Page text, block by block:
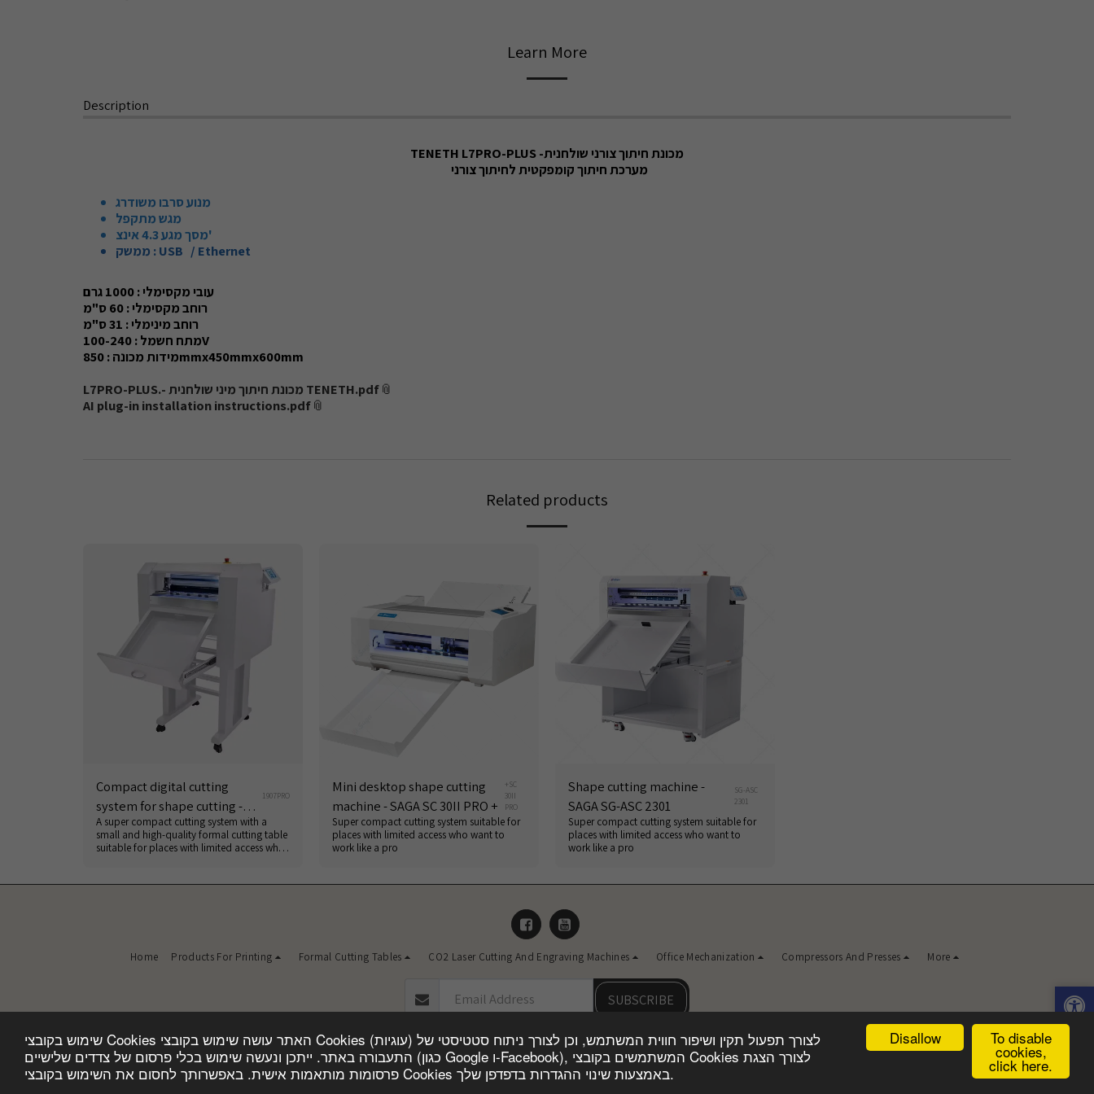
To disable
cookies,
click here.
Disallow
שימוש בקובצי Cookies האתר עושה שימוש בקובצי Cookies (עוגיות) לצורך תפעול תקין ושיפור חווית המשתמש, וכן לצורך ניתוח סטטיסטי של
התעבורה באתר. ייתכן ונעשה שימוש בכלי פרסום של צדדים שלישיים (כגון Google ו-Facebook), המשתמשים בקובצי Cookies לצורך הצגת
פרסומות מותאמות אישית. באפשרותך לחסום את השימוש בקובצי Cookies באמצעות שינוי ההגדרות בדפדפן שלך.
Learn More
Description
מכונת חיתוך צורני שולחנית- TENETH L7PRO-PLUS
מערכת חיתוך קומפקטית לחיתוךצורני
מגש מתקפל
מסך מגע 4.3 אינצ'
ממשק : USB / Ethernet
מתח חשמל :100-240V
מידות מכונה : 850mmx450mmx600mm
L7PRO-PLUS.- מכונת חיתוך מיני שולחנית TENETH.pdf
AI plug-in installation instructions.pdf
Related products
Compact digital cutting
system for shape cutting -
SAGA 1907PRO
1907PRO
A super compact cutting system with a
small and high-quality formal cutting table
suitable for places with limited access who
Mini desktop shape cutting
machine - SAGA SC 30II PRO +
+SC
30II
PRO
Super compact cutting system suitable for
places with limited access who want to
work like a pro
Shape cutting machine -
SAGA SG-ASC 2301
SG-ASC
2301
Super compact cutting system suitable for
places with limited access who want to
work like a pro
Home Products For Printing Formal Cutting Tables CO2 Laser Cutting And Engraving Machines Office Mechanization Compressors And Presses More
SUBSCRIBE
Copyright © 2026 All rights reserved -Master Marketing and Consulting Ltd
Privacy Policy|Accessibility